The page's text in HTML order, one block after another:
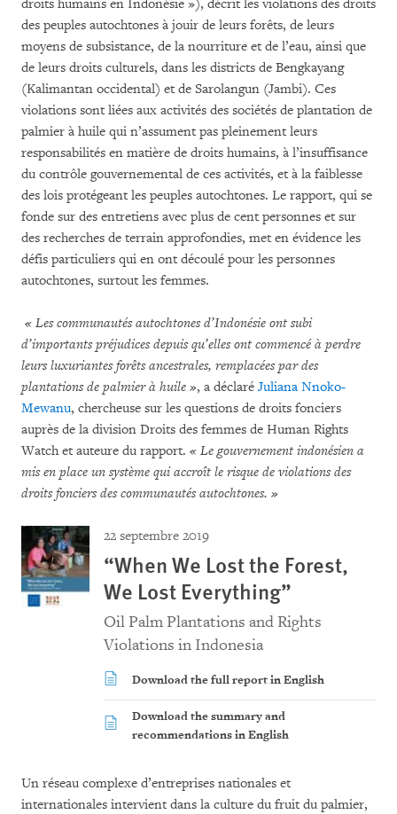
droits humains en Indonésie »), décrit les violations des droits
des peuples autochtones à jouir de leurs forêts, de leurs
moyens de subsistance, de la nourriture et de l’eau, ainsi que
de leurs droits culturels, dans les districts de Bengkayang
(Kalimantan occidental) et de Sarolangun (Jambi). Ces
violations sont liées aux activités des sociétés de plantation de
palmier à huile qui n’assument pas pleinement leurs
responsabilités en matière de droits humains, à l’insuffisance
du contrôle gouvernemental de ces activités, et à la faiblesse
des lois protégeant les peuples autochtones. Le rapport, qui se
fonde sur des entretiens avec plus de cent personnes et sur
des recherches de terrain approfondies, met en évidence les
défis particuliers qui en ont découlé pour les personnes
autochtones, surtout les femmes.
« Les communautés autochtones d’Indonésie ont subi
d’importants préjudices depuis qu’elles ont commencé à perdre
leurs luxuriantes forêts ancestrales, remplacées par des
plantations de palmier à huile », a déclaré Juliana Nnoko-
Mewanu, chercheuse sur les questions de droits fonciers
auprès de la division Droits des femmes de Human Rights
Watch et auteure du rapport. « Le gouvernement indonésien a
mis en place un système qui accroît le risque de violations des
droits fonciers des communautés autochtones. »
22 septembre 2019
“When We Lost the Forest,
We Lost Everything”
Oil Palm Plantations and Rights
Violations in Indonesia
Download the full report in English
Download the summary and
recommendations in English
Un réseau complexe d’entreprises nationales et
internationales intervient dans la culture du fruit du palmier,